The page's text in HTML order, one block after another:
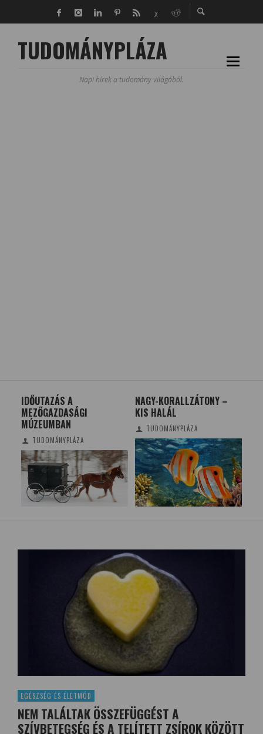
TUDOMÁNYPLÁZA
Napi hírek a tudomány világából.
IDŐUTAZÁS A
MEZŐGAZDASÁGI
MÚZEUMBAN
TUDOMÁNYPLÁZA
NAGY-KORALLZÁTONY –
KIS HALÁL
TUDOMÁNYPLÁZA
EGÉSZSÉG ÉS ÉLETMÓD
NEM TALÁLTAK ÖSSZEFÜGGÉST A
SZÍVBETEGSÉG ÉS A TELÍTETT ZSÍROK KÖZÖTT